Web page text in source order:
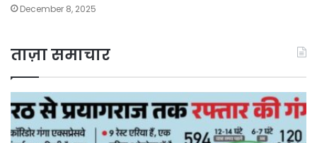
December 8, 2025
ताज़ा समाचार